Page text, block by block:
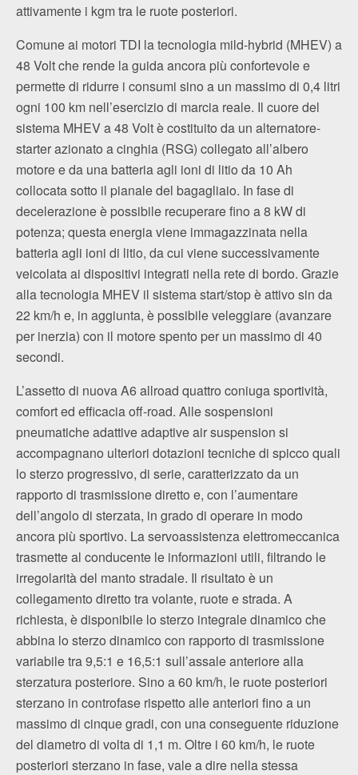
attivamente i kgm tra le ruote posteriori.
Comune ai motori TDI la tecnologia mild-hybrid (MHEV) a
48 Volt che rende la guida ancora più confortevole e
permette di ridurre i consumi sino a un massimo di 0,4 litri
ogni 100 km nell’esercizio di marcia reale. Il cuore del
sistema MHEV a 48 Volt è costituito da un alternatore-
starter azionato a cinghia (RSG) collegato all’albero
motore e da una batteria agli ioni di litio da 10 Ah
collocata sotto il pianale del bagagliaio. In fase di
decelerazione è possibile recuperare fino a 8 kW di
potenza; questa energia viene immagazzinata nella
batteria agli ioni di litio, da cui viene successivamente
veicolata ai dispositivi integrati nella rete di bordo. Grazie
alla tecnologia MHEV il sistema start/stop è attivo sin da
22 km/h e, in aggiunta, è possibile veleggiare (avanzare
per inerzia) con il motore spento per un massimo di 40
secondi.
L’assetto di nuova A6 allroad quattro coniuga sportività,
comfort ed efficacia off-road. Alle sospensioni
pneumatiche adattive adaptive air suspension si
accompagnano ulteriori dotazioni tecniche di spicco quali
lo sterzo progressivo, di serie, caratterizzato da un
rapporto di trasmissione diretto e, con l’aumentare
dell’angolo di sterzata, in grado di operare in modo
ancora più sportivo. La servoassistenza elettromeccanica
trasmette al conducente le informazioni utili, filtrando le
irregolarità del manto stradale. Il risultato è un
collegamento diretto tra volante, ruote e strada. A
richiesta, è disponibile lo sterzo integrale dinamico che
abbina lo sterzo dinamico con rapporto di trasmissione
variabile tra 9,5:1 e 16,5:1 sull’assale anteriore alla
sterzatura posteriore. Sino a 60 km/h, le ruote posteriori
sterzano in controfase rispetto alle anteriori fino a un
massimo di cinque gradi, con una conseguente riduzione
del diametro di volta di 1,1 m. Oltre i 60 km/h, le ruote
posteriori sterzano in fase, vale a dire nella stessa